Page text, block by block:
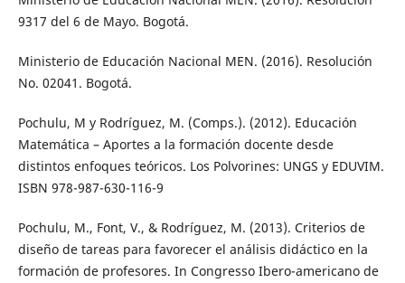
9317 del 6 de Mayo. Bogotá.
Ministerio de Educación Nacional MEN. (2016). Resolución
No. 02041. Bogotá.
Pochulu, M y Rodríguez, M. (Comps.). (2012). Educación
Matemática – Aportes a la formación docente desde
distintos enfoques teóricos. Los Polvorines: UNGS y EDUVIM.
ISBN 978-987-630-116-9
Pochulu, M., Font, V., & Rodríguez, M. (2013). Criterios de
diseño de tareas para favorecer el análisis didáctico en la
formación de profesores. In Congresso Ibero-americano de